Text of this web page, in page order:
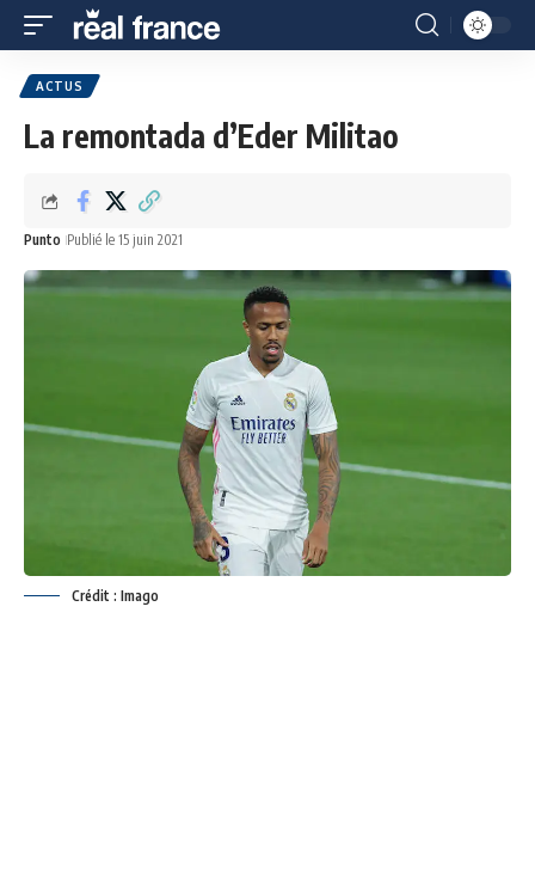
ACTUS
La remontada d’Eder Militao
Punto Publié le 15 juin 2021
Crédit : Imago